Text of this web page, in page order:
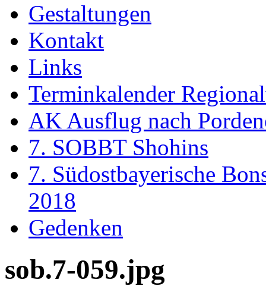
Gestaltungen
Kontakt
Links
Terminkalender
AK Ausflug nach
7. SOBBT Shohins
7. Südostbayerische
2018
Gedenken
sob.7-059.jpg